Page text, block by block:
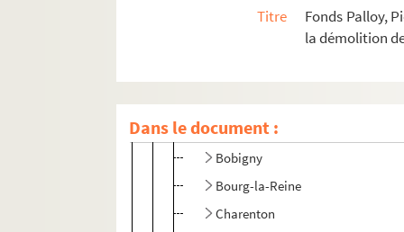
Titre
Fonds Palloy,
la démolition
Dans le document :
IV B. Envois aux sections
IV C. Districts. Département de Paris
Auteuil
Bobigny
Bourg-la-Reine
Charenton